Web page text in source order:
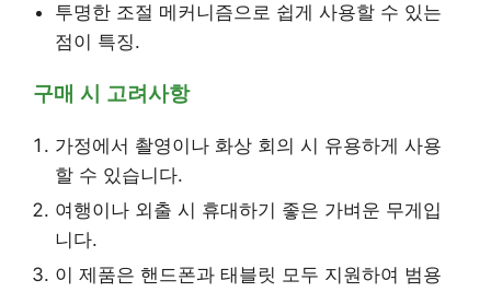
투명한 조절 메커니즘으로 쉽게 사용할 수 있는
점이 특징.
구매 시 고려사항
가정에서 촬영이나 화상 회의 시 유용하게 사용
할 수 있습니다.
여행이나 외출 시 휴대하기 좋은 가벼운 무게입
니다.
이 제품은 핸드폰과 태블릿 모두 지원하여 범용